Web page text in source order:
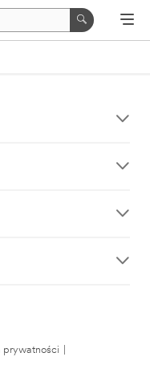
prywatności